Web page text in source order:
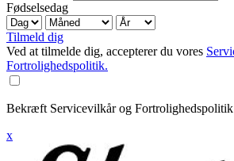
Fødselsedag
Tilmeld dig
Ved at tilmelde dig, accepterer du vores
Fortrolighedspolitik.
Bekræft Servicevilkår og
x